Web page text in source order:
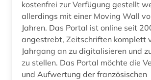
kostenfrei zur Verfügung gestellt
allerdings mit einer Moving Wall
Jahren. Das Portal ist online seit
angestrebt, Zeitschriften komplett
Jahrgang an zu digitalisieren und
zu stellen. Das Portal möchte die
und Aufwertung der französischen